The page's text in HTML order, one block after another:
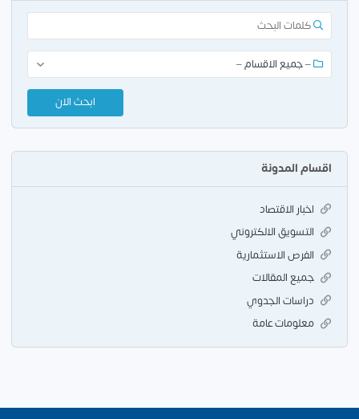
اقسام المدونة
اخبار الاقتصاد
التسويق الالكتروني
الفرص الاستثمارية
جميع المقالات
دراسات الجدوي
معلومات عامة